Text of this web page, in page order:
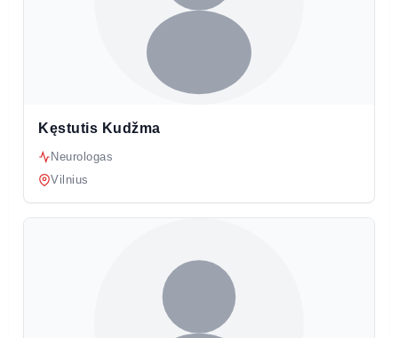
Kęstutis Kudžma
Neurologas
Vilnius